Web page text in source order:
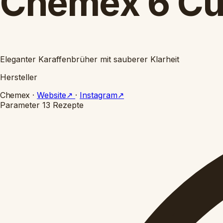
Eleganter Karaffenbrüher mit sauberer Klarheit
Hersteller
Chemex · Website↗ · Instagram↗
Parameter 13 Rezepte